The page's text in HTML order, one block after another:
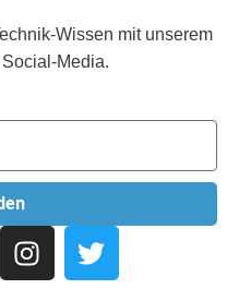
Wissen mit unserem
Media.